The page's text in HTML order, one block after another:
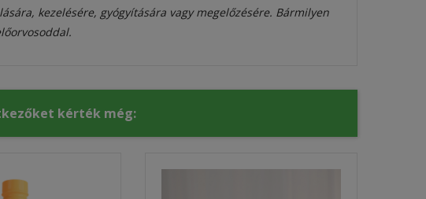
kezelésére, gyógyítására vagy megelőzésére. Bármilyen
kérték még: